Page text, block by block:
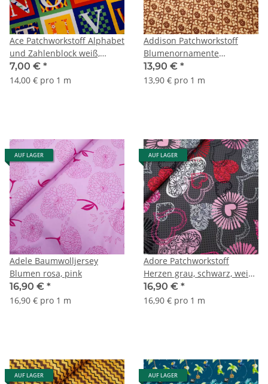
Ace Patchworkstoff Alphabet
und Zahlenblock weiß,
orange, rot, gelb, blau, grün
7,00 € *
14,00 € pro 1 m
Addison Patchworkstoff
Blumenornamente
hellbraun, braun
13,90 € *
13,90 € pro 1 m
AUF LAGER
Adele Baumwolljersey
Blumen rosa, pink
16,90 € *
16,90 € pro 1 m
AUF LAGER
Adore Patchworkstoff
Herzen grau, schwarz, weiß,
pink, rosa
16,90 € *
16,90 € pro 1 m
AUF LAGER AUF LAGER